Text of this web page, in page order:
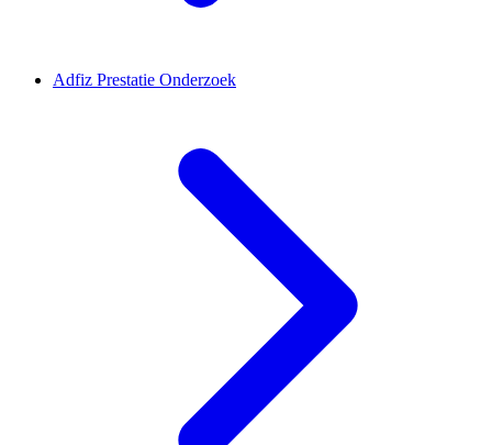
Adfiz Prestatie Onderzoek